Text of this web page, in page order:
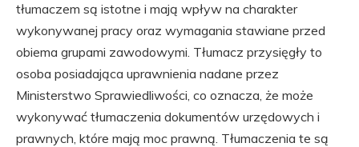
tłumaczem są istotne i mają wpływ na charakter
wykonywanej pracy oraz wymagania stawiane przed
obiema grupami zawodowymi. Tłumacz przysięgły to
osoba posiadająca uprawnienia nadane przez
Ministerstwo Sprawiedliwości, co oznacza, że może
wykonywać tłumaczenia dokumentów urzędowych i
prawnych, które mają moc prawną. Tłumaczenia te są